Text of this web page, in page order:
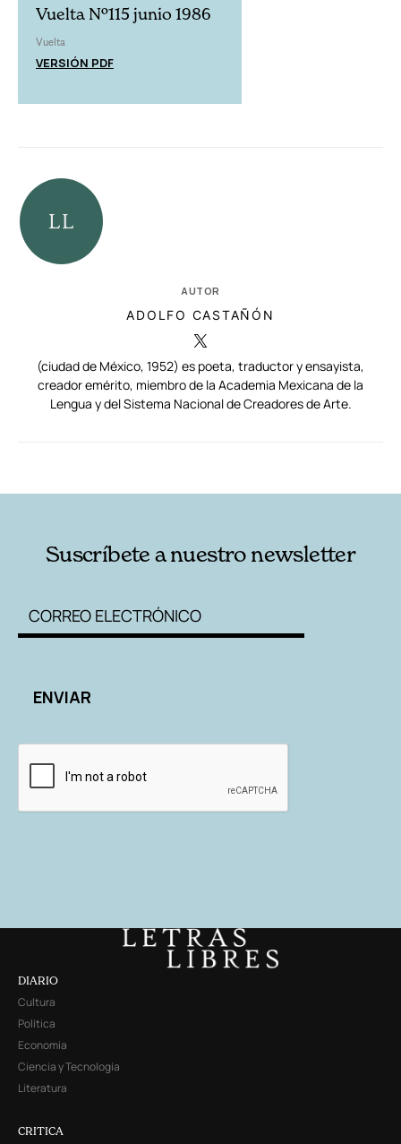
Vuelta Nº115 junio 1986
Vuelta
VERSIÓN PDF
AUTOR
ADOLFO CASTAÑÓN
(ciudad de México, 1952) es poeta, traductor y ensayista,
creador emérito, miembro de la Academia Mexicana de la
Lengua y del Sistema Nacional de Creadores de Arte.
Suscríbete a nuestro newsletter
DIARIO
Cultura
Política
Economía
Ciencia y Tecnología
Literatura
CRITICA